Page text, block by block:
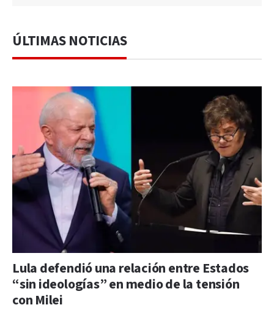
ÚLTIMAS NOTICIAS
Lula defendió una relación entre Estados
“sin ideologías” en medio de la tensión
con Milei